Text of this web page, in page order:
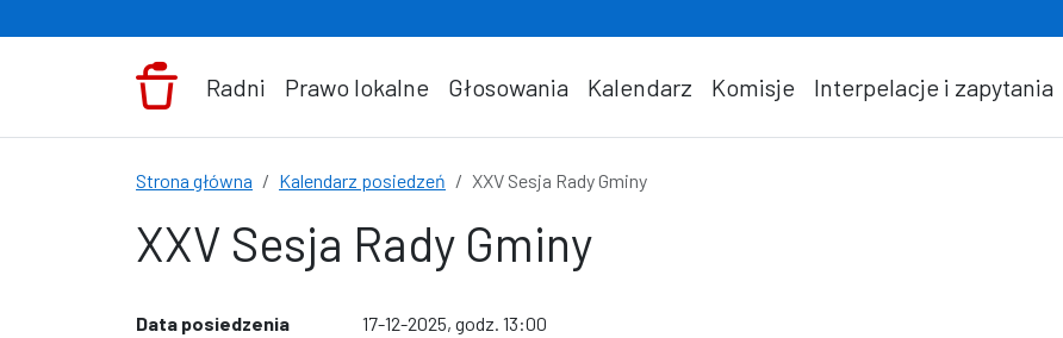
Radni Prawo lokalne Głosowania Kalendarz Komisje Interpelacje i zapytania
Strona główna Kalendarz posiedzeń XXV Sesja Rady Gminy
XXV Sesja Rady Gminy
Data posiedzenia
17-12-2025, godz. 13:00